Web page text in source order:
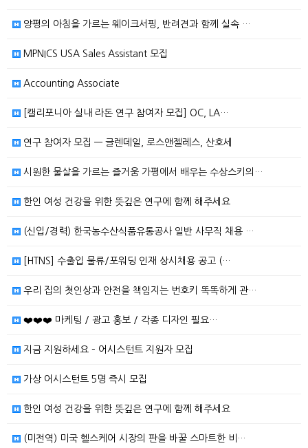
양평의 아침을 가르는 웨이크서핑, 반려견과 함께 실속 …
MPNICS USA Sales Assistant 모집
Accounting Associate
[캘리포니아 실내 라돈 연구 참여자 모집] OC, LA…
연구 참여자 모집 — 글렌데일, 로스앤젤레스, 산호세
시원한 물살을 가르는 즐거움 가평에서 배우는 수상스키의…
한인 여성 건강을 위한 뜻깊은 연구에 함께 해주세요
(신입/경력) 한국농수산식품유통공사 일반 사무직 채용 …
[HTNS] 수출입 물류/포워딩 인재 상시채용 공고 (…
우리 집의 첫인상과 안전을 책임지는 번호키 똑똑하게 관…
❤️❤️❤️ 마케팅 / 광고 홍보 / 각종 디자인 필요…
지금 지원하세요 – 어시스턴트 지원자 모집
가상 어시스턴트 5명 즉시 모집
한인 여성 건강을 위한 뜻깊은 연구에 함께 해주세요
(미전역) 미국 헬스케어 시장의 판을 바꿀 스마트한 비…